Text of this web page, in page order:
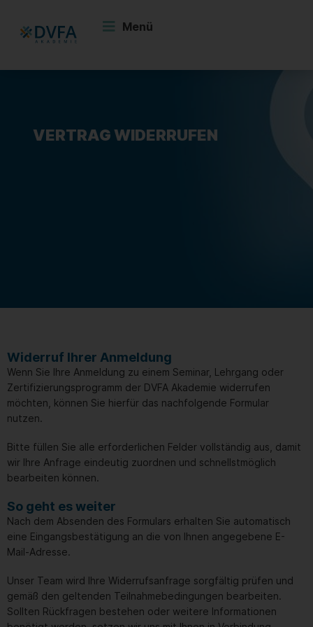
springen
Menü
VERTRAG WIDERRUFEN
Widerruf Ihrer Anmeldung
Wenn Sie Ihre Anmeldung zu einem Seminar, Lehrgang oder
Zertifizierungsprogramm der DVFA Akademie widerrufen
möchten, können Sie hierfür das nachfolgende Formular
nutzen.
Bitte füllen Sie alle erforderlichen Felder vollständig aus, damit
wir Ihre Anfrage eindeutig zuordnen und schnellstmöglich
bearbeiten können.
So geht es weiter
Nach dem Absenden des Formulars erhalten Sie automatisch
eine Eingangsbestätigung an die von Ihnen angegebene E-
Mail-Adresse.
Unser Team wird Ihre Widerrufsanfrage sorgfältig prüfen und
gemäß den geltenden Teilnahmebedingungen bearbeiten.
Sollten Rückfragen bestehen oder weitere Informationen